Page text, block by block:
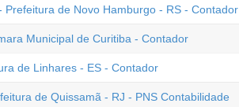
Prefeitura de Novo Hamburgo - RS - Contador
Municipal de Curitiba - Contador
de Linhares - ES - Contador
de Quissamã - RJ - PNS Contabilidade